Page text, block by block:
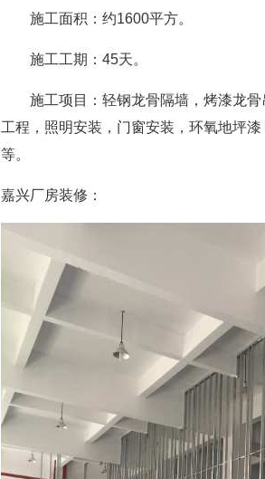
施工面积：约1600平方。
施工工期：45天。
施工项目：轻钢龙骨隔墙，烤漆龙骨
工程，照明安装，门窗安装，环氧地坪
等。
嘉兴厂房装修：